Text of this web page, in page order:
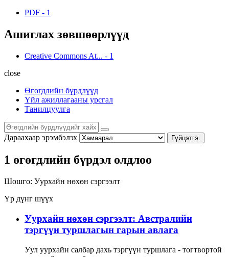
PDF - 1
Ашиглах зөвшөөрлүүд
Creative Commons At... - 1
close
Өгөгдлийн бүрдлүүд
Үйл ажиллагааны урсгал
Танилцуулга
Дараахаар эрэмбэлэх Гүйцэтгэ.
1 өгөгдлийн бүрдэл олдлоо
Шошго: Уурхайн нөхөн сэргээлт
Үр дүнг шүүх
Уурхайн нөхөн сэргээлт: Австралийн
тэргүүн туршлагын гарын авлага
Уул уурхайн салбар дахь тэргүүн туршлага - тогтвортой